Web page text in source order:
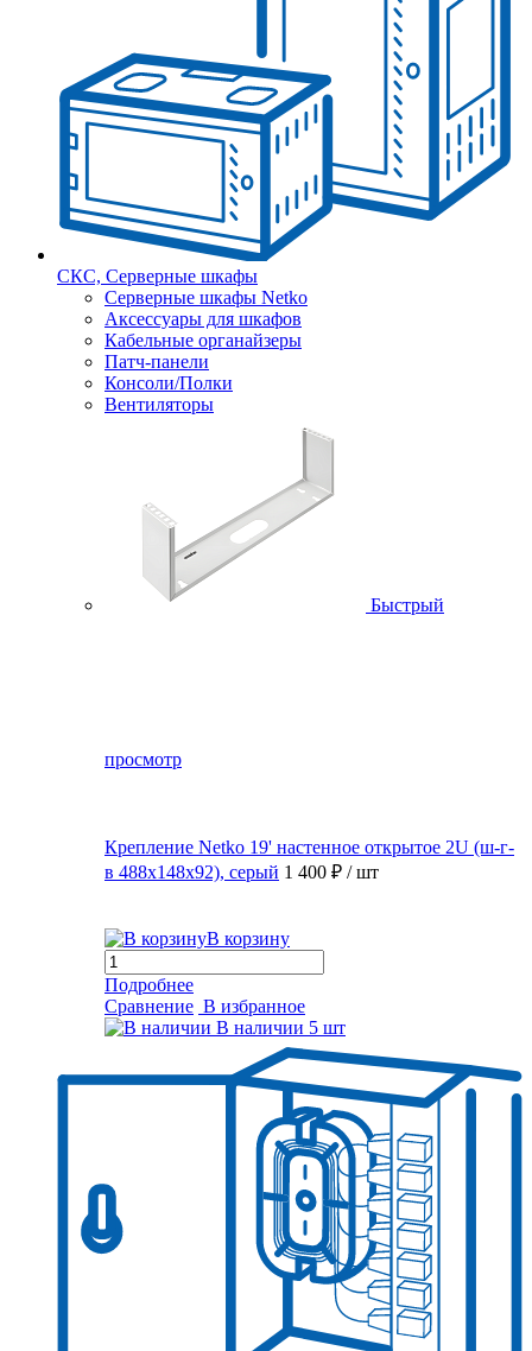
СКС, Серверные шкафы
Серверные шкафы Netko
Аксессуары для шкафов
Кабельные органайзеры
Патч-панели
Консоли/Полки
Вентиляторы
Быстрый
просмотр
Крепление Netko 19' настенное открытое 2U (ш-г-
в 488х148х92), серый 1 400 ₽ / шт
В корзину
Подробнее
Сравнение В избранное
В наличии 5 шт